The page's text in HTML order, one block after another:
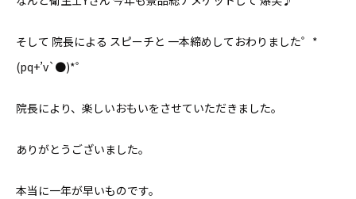
そして 院長による スピーチと 一本締めしておわりました゜*
(pq+’v`●)*゜
院長により、楽しいおもいをさせていただきました。
ありがとうございました。
本当に一年が早いものです。